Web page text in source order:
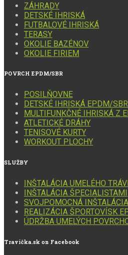
ZÁHRADY
DETSKÉ IHRISKÁ
FUTBALOVÉ IHRISKÁ
TERASY
OKOLIE BAZÉNOV
OKOLIE FIRIEM
POVRCH EPDM/SBR
POSILŇOVNE
DETSKÉ IHRISKÁ EPDM/SBR
MULTIFUNKČNÉ IHRISKÁ Z
ATLETICKÉ DRÁHY
TENISOVÉ KURTY
WORKOUT PLOCHY
SLUŽBY
INŠTALÁCIA UMELÉHO
INŠTALÁCIA ŠPECIALISTAMI
SVOJPOMOCNÁ INŠTALÁCIA
REALIZÁCIA ŠPORTOVÍSK
ÚDRŽBA UMELÝCH
Travička.sk on Facebook